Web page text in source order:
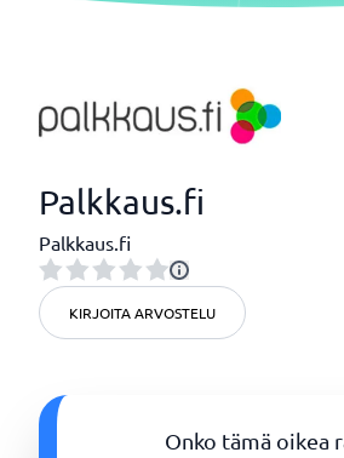
Palkkaus.fi
Palkkaus.fi
KIRJOITA ARVOSTELU
Onko tämä oikea